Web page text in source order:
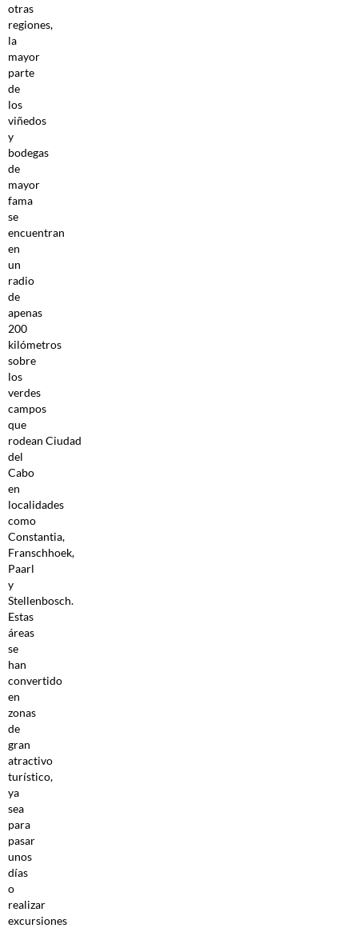
otras
regiones,
la
mayor
parte
de
los
viñedos
y
bodegas
de
mayor
fama
se
encuentran
en
un
radio
de
apenas
200
kilómetros
sobre
los
verdes
campos
que
rodean Ciudad
del
Cabo
en
localidades
como
Constantia,
Franschhoek,
Paarl
y
Stellenbosch.
Estas
áreas
se
han
convertido
en
zonas
de
gran
atractivo
turístico,
ya
sea
para
pasar
unos
días
o
realizar
excursiones